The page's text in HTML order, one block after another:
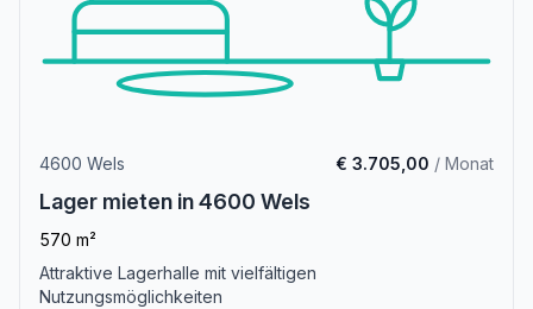
4600 Wels € 3.705,00 / Monat
Lager mieten in 4600 Wels
570 m²
Attraktive Lagerhalle mit vielfältigen
Nutzungsmöglichkeiten